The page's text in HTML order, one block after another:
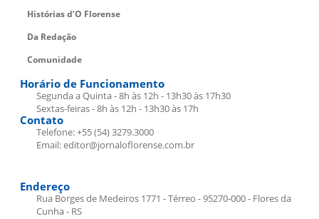
Histórias d’O Florense
Da Redação
Comunidade
Horário de Funcionamento
Segunda a Quinta - 8h às 12h - 13h30 às 17h30
Sextas-feiras - 8h às 12h - 13h30 às 17h
Contato
Telefone: +55 (54) 3279.3000
Email: editor@jornaloflorense.com.br
Endereço
Rua Borges de Medeiros 1771 - Térreo - 95270-000 - Flores da
Cunha - RS